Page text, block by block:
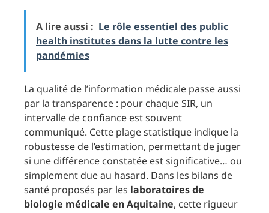
A lire aussi : Le rôle essentiel des public
health institutes dans la lutte contre les
pandémies
La qualité de l’information médicale passe aussi
par la transparence : pour chaque SIR, un
intervalle de confiance est souvent
communiqué. Cette plage statistique indique la
robustesse de l’estimation, permettant de juger
si une différence constatée est significative… ou
simplement due au hasard. Dans les bilans de
santé proposés par les laboratoires de
biologie médicale en Aquitaine, cette rigueur